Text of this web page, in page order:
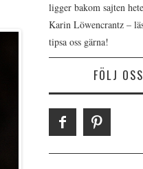
ligger bakom sajten
Karin Löwencrantz –
tipsa oss gärna!
FÖLJ